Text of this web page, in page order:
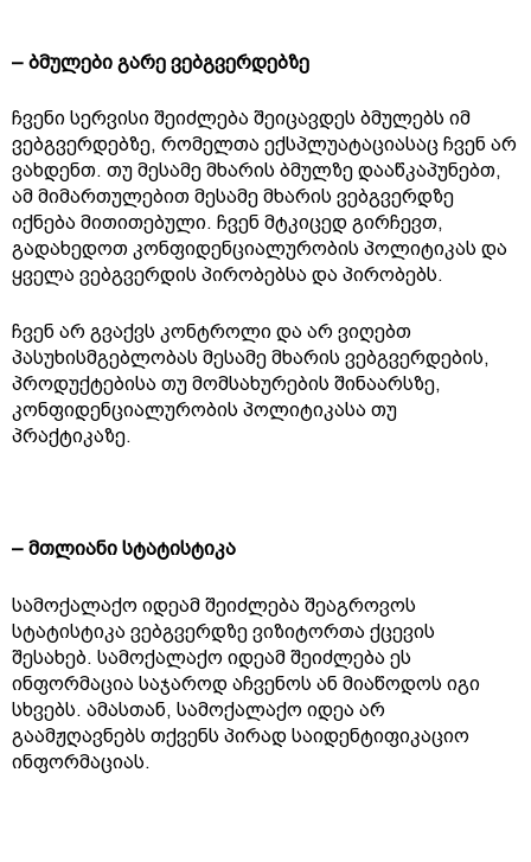
– ბმულები გარე ვებგვერდებზე
ჩვენი სერვისი შეიძლება შეიცავდეს ბმულებს იმ
ვებგვერდებზე, რომელთა ექსპლუატაციასაც ჩვენ არ
ვახდენთ. თუ მესამე მხარის ბმულზე დააწკაპუნებთ,
ამ მიმართულებით მესამე მხარის ვებგვერდზე
იქნება მითითებული. ჩვენ მტკიცედ გირჩევთ,
გადახედოთ კონფიდენციალურობის პოლიტიკას და
ყველა ვებგვერდის პირობებსა და პირობებს.
ჩვენ არ გვაქვს კონტროლი და არ ვიღებთ
პასუხისმგებლობას მესამე მხარის ვებგვერდების,
პროდუქტებისა თუ მომსახურების შინაარსზე,
კონფიდენციალურობის პოლიტიკასა თუ
პრაქტიკაზე.
– მთლიანი სტატისტიკა
სამოქალაქო იდეამ შეიძლება შეაგროვოს
სტატისტიკა ვებგვერდზე ვიზიტორთა ქცევის
შესახებ. სამოქალაქო იდეამ შეიძლება ეს
ინფორმაცია საჯაროდ აჩვენოს ან მიაწოდოს იგი
სხვებს. ამასთან, სამოქალაქო იდეა არ
გაამჟღავნებს თქვენს პირად საიდენტიფიკაციო
ინფორმაციას.